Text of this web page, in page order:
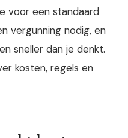
voor een standaard
vergunning nodig, en
sneller dan je denkt.
kosten, regels en